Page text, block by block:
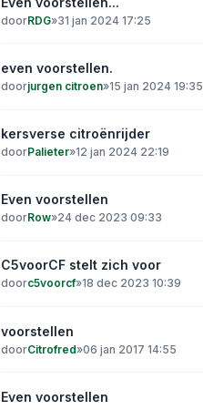
doorRDG»31 jan 2024 17:25
even voorstellen.
doorjurgen citroen»15 jan 2024 19:35
kersverse citroënrijder
doorPalieter»12 jan 2024 22:19
Even voorstellen
doorRow»24 dec 2023 09:33
C5voorCF stelt zich voor
doorc5voorcf»18 dec 2023 10:39
voorstellen
doorCitrofred»06 jan 2017 14:55
Even voorstellen